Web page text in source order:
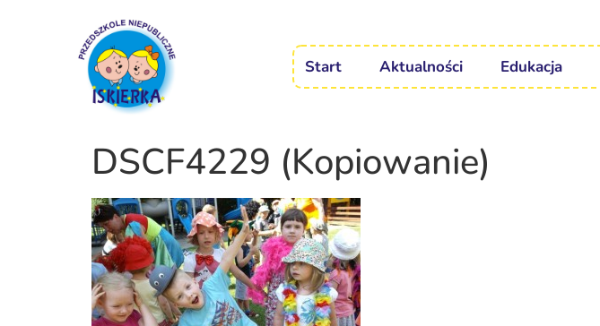
Start Aktualności Edukacja
DSCF4229 (Kopiowanie)